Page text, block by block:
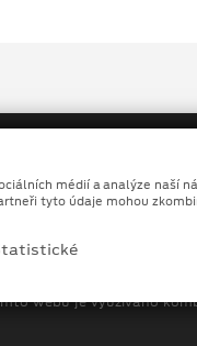
podmínky
webu je využíváno
médií a analýze naší
tyto údaje mohou